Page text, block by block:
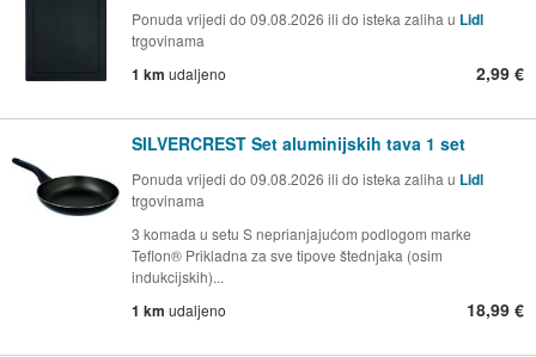
Ponuda vrijedi do 09.08.2026 ili do isteka zaliha u Lidl
trgovinama
1 km udaljeno 2,99 €
SILVERCREST Set aluminijskih tava 1 set
Ponuda vrijedi do 09.08.2026 ili do isteka zaliha u Lidl
trgovinama
3 komada u setu S neprianjajućom podlogom marke
Teflon® Prikladna za sve tipove štednjaka (osim
indukcijskih)...
1 km udaljeno 18,99 €